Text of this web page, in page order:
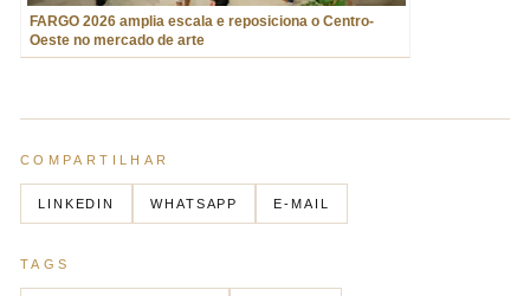
FARGO 2026 amplia escala e reposiciona o Centro-
Oeste no mercado de arte
COMPARTILHAR
LINKEDIN WHATSAPP E-MAIL
TAGS